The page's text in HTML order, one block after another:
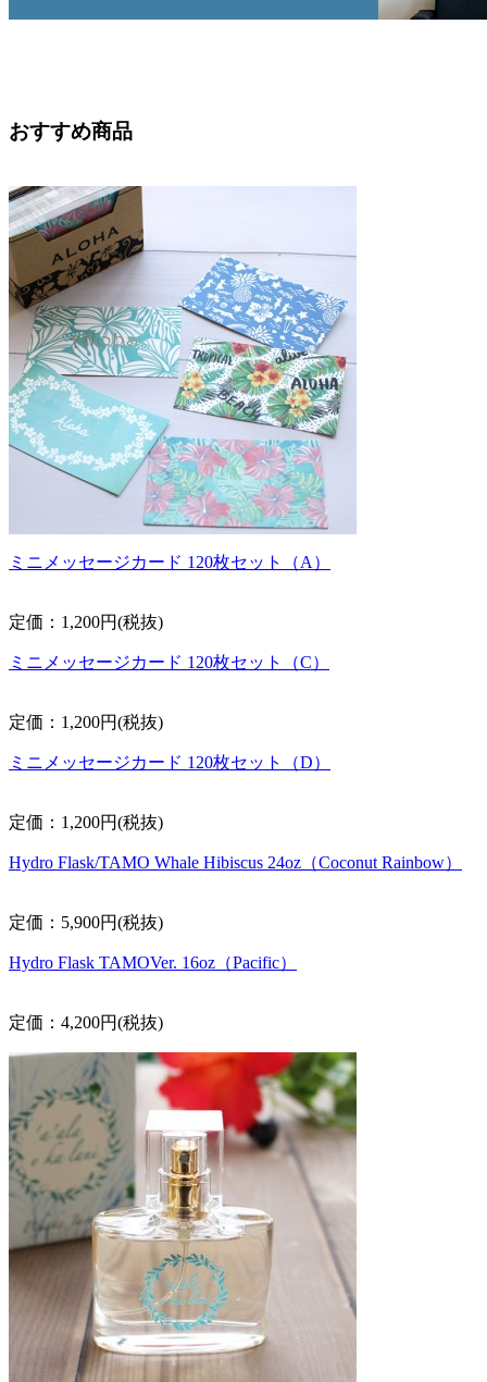
おすすめ商品
ミニメッセージカード 120枚セット（A）
定価：1,200円(税抜)
ミニメッセージカード 120枚セット（C）
定価：1,200円(税抜)
ミニメッセージカード 120枚セット（D）
定価：1,200円(税抜)
Hydro Flask/TAMO Whale Hibiscus 24oz（Coconut Rainbow）
定価：5,900円(税抜)
Hydro Flask TAMOVer. 16oz（Pacific）
定価：4,200円(税抜)